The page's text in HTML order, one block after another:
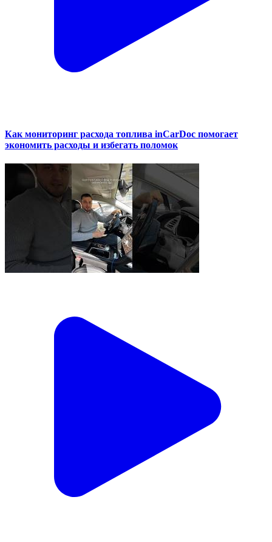
Как мониторинг расхода топлива inCarDoc помогает
экономить расходы и избегать поломок